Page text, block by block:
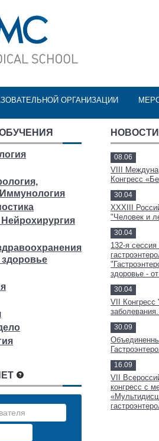
ОРГАНИЗАЦИИ
НОВОСТИ
08.06
VIII
Конгресс
30.04
XXXIII
"Человек и
30.04
132-я
здоровье -
30.04
VII Конгресс
30.09
16.09
VII
конгресс с